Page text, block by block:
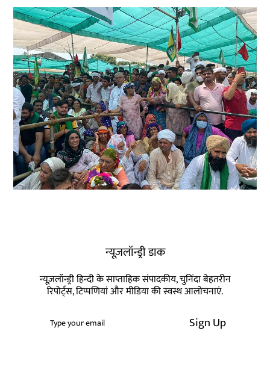
न्यूज़लॉन्ड्री डाक
न्यूज़लॉन्ड्री हिन्दी के साप्ताहिक संपादकीय, चुनिंदा बेहतरीन
रिपोर्ट्स, टिप्पणियां और मीडिया की स्वस्थ आलोचनाएं.
Sign Up